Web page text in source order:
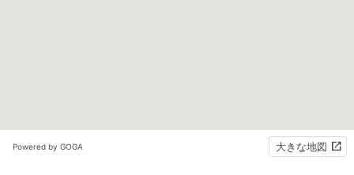
Powered by GOGA 大きな地図